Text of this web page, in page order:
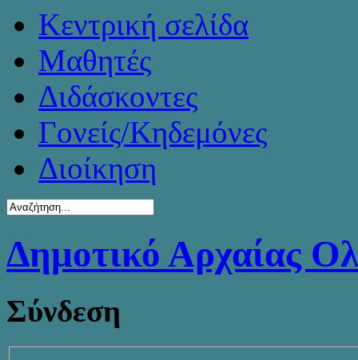
Κεντρική σελίδα
Μαθητές
Διδάσκοντες
Γονείς/Κηδεμόνες
Διοίκηση
Δημοτικό Αρχαίας
Σύνδεση